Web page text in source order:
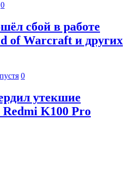
0
сбой в работе
of Warcraft и других
0
утекшие
K100 Pro